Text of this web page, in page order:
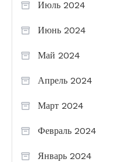
Июль 2024
Июнь 2024
Май 2024
Апрель 2024
Март 2024
Февраль 2024
Январь 2024